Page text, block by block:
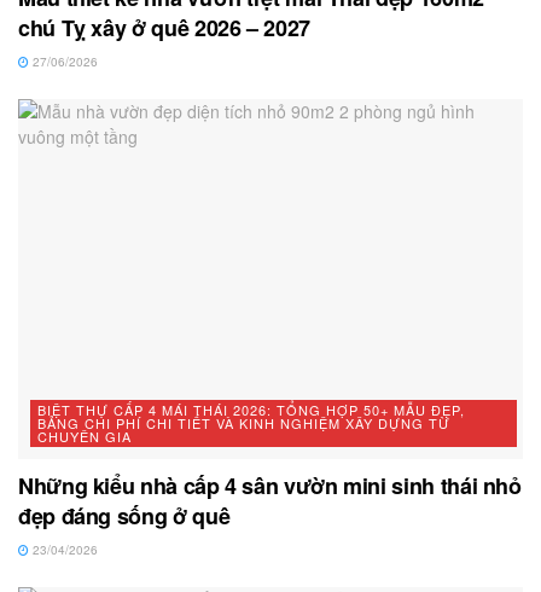
chú Tỵ xây ở quê 2026 – 2027
27/06/2026
BIỆT THỰ CẤP 4 MÁI THÁI 2026: TỔNG HỢP 50+ MẪU ĐẸP,
BẢNG CHI PHÍ CHI TIẾT VÀ KINH NGHIỆM XÂY DỰNG TỪ
CHUYÊN GIA
Những kiểu nhà cấp 4 sân vườn mini sinh thái nhỏ
đẹp đáng sống ở quê
23/04/2026